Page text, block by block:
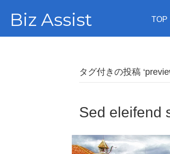
Biz Assist TOP
タグ付きの投稿
Sed eleifend